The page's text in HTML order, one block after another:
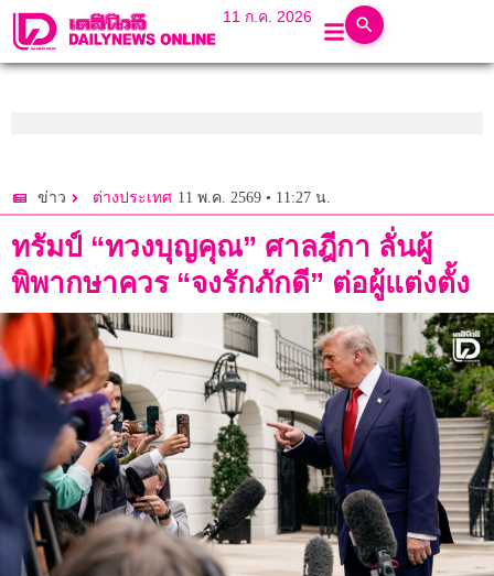
11 ก.ค. 2026
ข่าว ต่างประเทศ 11 พ.ค. 2569 • 11:27 น.
ทรัมป์ “ทวงบุญคุณ” ศาลฎีกา ลั่นผู้
พิพากษาควร “จงรักภักดี” ต่อผู้แต่งตั้ง